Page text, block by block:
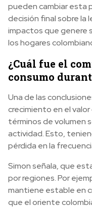
pueden cambiar esta
decisión final sobre la
impactos que genere
los hogares
¿Cuál fue el
consumo
Una de las
crecimiento en el valor
términos de volumen
actividad. Esto,
pérdida en la
Simon señala, que
por regiones. Por
mantiene estable en
que el oriente